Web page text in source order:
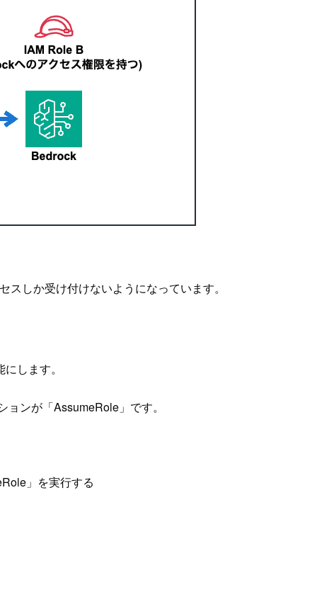
しか受け付けないようになっています。
します。
ンが「AssumeRole」です。
」を実行する